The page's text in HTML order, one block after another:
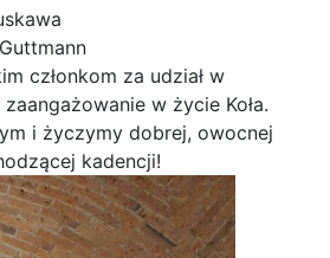
członkom za udział w
w życie Koła.
i życzymy dobrej, owocnej
kadencji!